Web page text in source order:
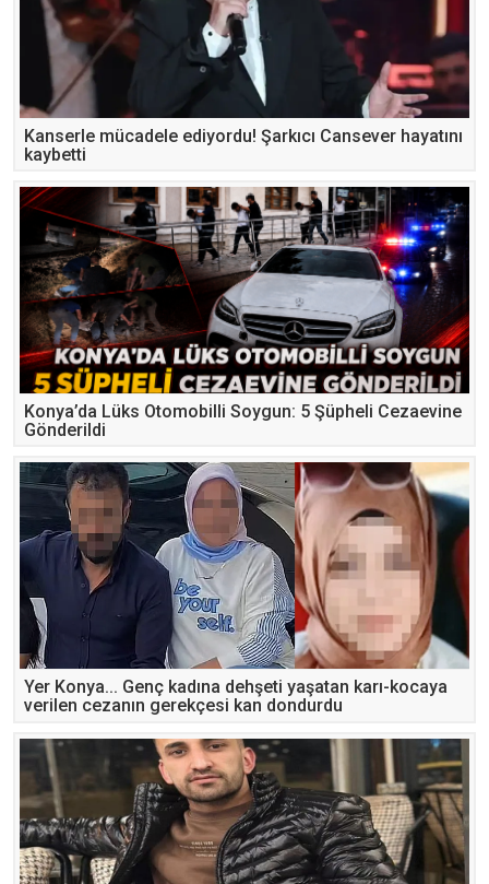
Kanserle mücadele ediyordu! Şarkıcı Cansever hayatını
kaybetti
Konya’da Lüks Otomobilli Soygun: 5 Şüpheli Cezaevine
Gönderildi
Yer Konya... Genç kadına dehşeti yaşatan karı-kocaya
verilen cezanın gerekçesi kan dondurdu